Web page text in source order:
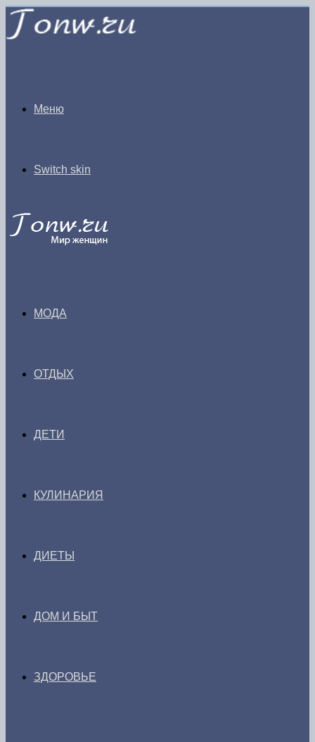
Меню
Switch skin
МОДА
ОТДЫХ
ДЕТИ
КУЛИНАРИЯ
ДИЕТЫ
ДОМ И БЫТ
ЗДОРОВЬЕ